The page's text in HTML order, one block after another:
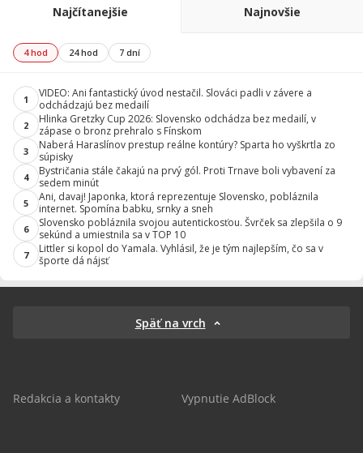
Najčítanejšie Najnovšie
4 hod 24 hod 7 dní
1
VIDEO: Ani fantastický úvod nestačil. Slováci padli v závere a
odchádzajú bez medailí
2
Hlinka Gretzky Cup 2026: Slovensko odchádza bez medailí, v
zápase o bronz prehralo s Fínskom
3
Naberá Haraslínov prestup reálne kontúry? Sparta ho vyškrtla zo
súpisky
4
Bystričania stále čakajú na prvý gól. Proti Trnave boli vybavení za
sedem minút
5
Ani, davaj! Japonka, ktorá reprezentuje Slovensko, pobláznila
internet. Spomína babku, srnky a sneh
6
Slovensko pobláznila svojou autentickosťou. Švrček sa zlepšila o 9
sekúnd a umiestnila sa v TOP 10
7
Littler si kopol do Yamala. Vyhlásil, že je tým najlepším, čo sa v
športe dá nájsť
Späť na vrch
Redakcia a kontakty Vypnutie AdBlock